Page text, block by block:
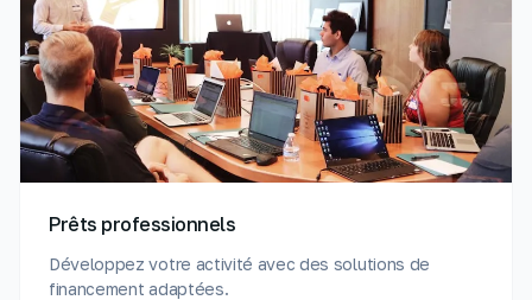
Prêts professionnels
Développez votre activité avec des solutions de
financement adaptées.